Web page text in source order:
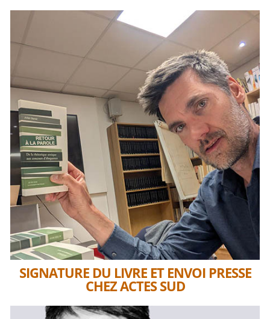
SIGNATURE DU LIVRE ET ENVOI PRESSE
CHEZ ACTES SUD